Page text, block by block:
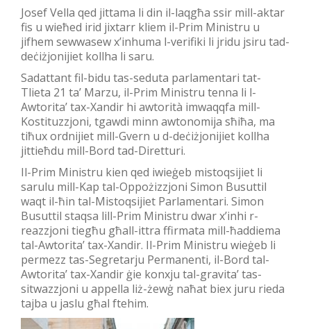
Josef Vella qed jittama li din il-laqgħa ssir mill-aktar
fis u wieħed irid jixtarr kliem il-Prim Ministru u
jifhem sewwasew x’inhuma l-verifiki li jridu jsiru tad-
deċiżjonijiet kollha li saru.
Sadattant fil-bidu tas-seduta parlamentari tat-
Tlieta 21 ta’ Marzu, il-Prim Ministru tenna li l-
Awtorita’ tax-Xandir hi awtorità imwaqqfa mill-
Kostituzzjoni, tgawdi minn awtonomija sħiħa, ma
tiħux ordnijiet mill-Gvern u d-deċiżjonijiet kollha
jittieħdu mill-Bord tad-Diretturi.
Il-Prim Ministru kien qed iwieġeb mistoqsijiet li
sarulu mill-Kap tal-Oppożizzjoni Simon Busuttil
waqt il-ħin tal-Mistoqsijiet Parlamentari. Simon
Busuttil staqsa lill-Prim Ministru dwar x’inhi r-
reazzjoni tiegħu għall-ittra ffirmata mill-ħaddiema
tal-Awtorita’ tax-Xandir. Il-Prim Ministru wieġeb li
permezz tas-Segretarju Permanenti, il-Bord tal-
Awtorita’ tax-Xandir ġie konxju tal-gravita’ tas-
sitwazzjoni u appella liż-żewġ naħat biex juru rieda
tajba u jaslu għal ftehim.